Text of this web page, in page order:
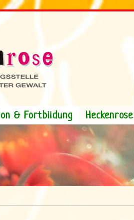
& Fortbildung Heckenrose